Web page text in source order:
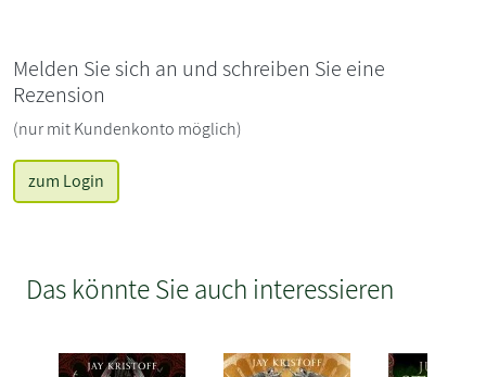
Melden Sie sich an und schreiben Sie eine
Rezension
(nur mit Kundenkonto möglich)
zum Login
Das könnte Sie auch interessieren